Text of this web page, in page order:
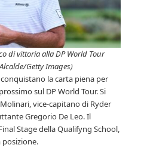
di vittoria alla DP World Tour
Getty Images)
la carta piena per
sul DP World Tour. Si
vice-capitano di Ryder
Gregorio De Leo. Il
Stage della Qualifyng School,
posizione.